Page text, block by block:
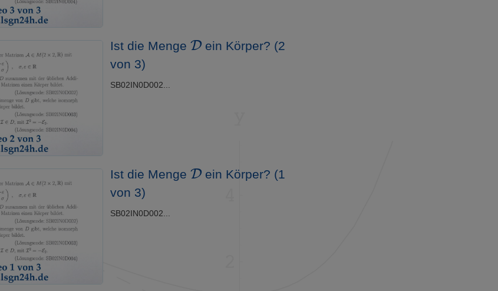
Ist die Menge
D
ein Körper? (2
von 3)
SB02IN0D002...
Ist die Menge
D
ein Körper? (1
von 3)
SB02IN0D002...